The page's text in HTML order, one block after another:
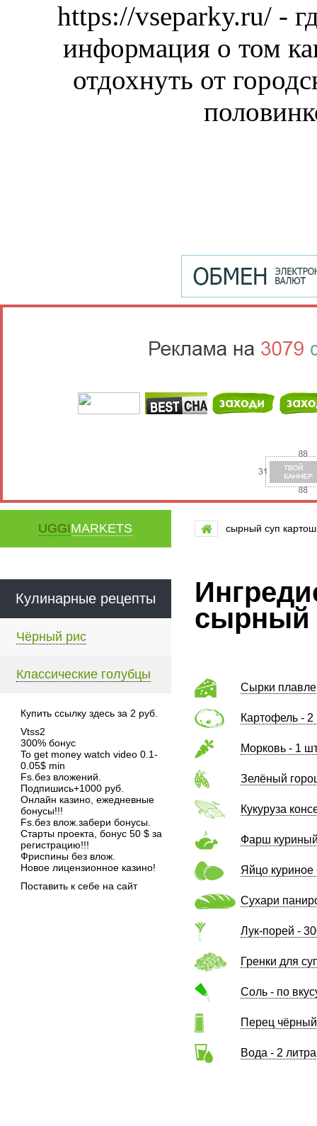
https://vseparky.ru/ -
информация о том
отдохнуть от
UGGIMARKETS сырный суп
Кулинарные рецепты
Чёрный рис
Классические голубцы
Купить ссылку здесь за 2 руб.
Vtss2
300% бонус
To get money watch video 0.1-
0.05$ min
Fs.без вложений.
Подпишись+1000 руб.
Онлайн казино, ежедневные
бонусы!!!
Fs.без влож.забери бонусы.
Старты проекта, бонус 50 $ за
регистрацию!!!
Фриспины без влож.
Новое лицензионное казино!
Поставить к себе на сайт
сырный
Сырки
Картофель - 2
Морковь - 1
Зелёный
Кукуруза
Фарш
Яйцо куриное
Сухари
Лук-порей -
Гренки для
Соль - по
Перец чёрный
Вода - 2 литра